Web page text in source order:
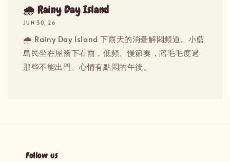
🌧 Rainy Day Island
JUN 30, 26
🌧 Rainy Day Island 下雨天的消憂解悶頻道。小藍
島民坐在屋簷下看雨，低頻、慢節奏，陪毛毛度過
那些不能出門、心情有點悶的午後。
Follow us